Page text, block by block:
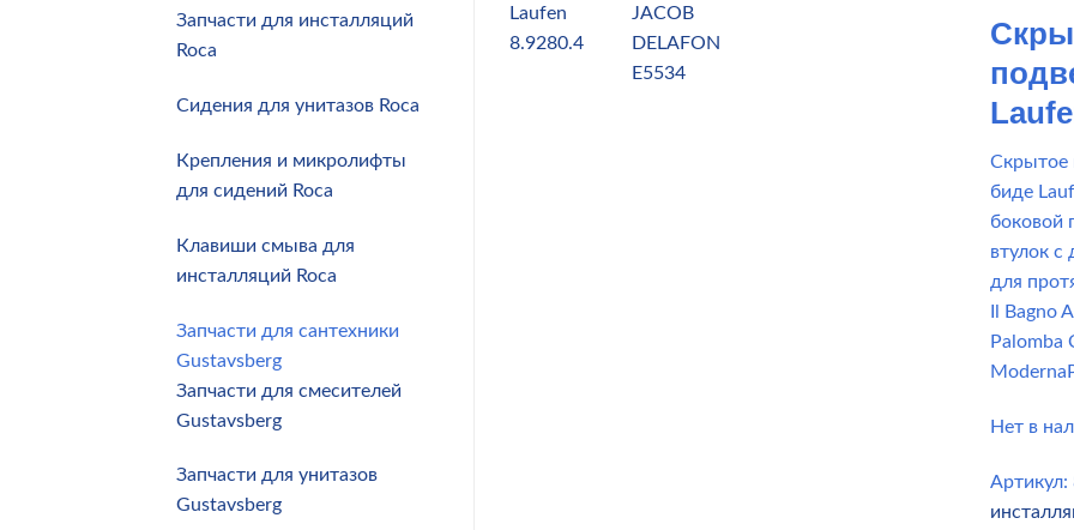
Запчасти для инсталляций
Roca
Сидения для унитазов Roca
Крепления и микролифты
для сидений Roca
Клавиши смыва для
инсталляций Roca
Запчасти для сантехники
Gustavsberg
Запчасти для смесителей
Gustavsberg
Запчасти для унитазов
Gustavsberg
Скрытое
биде
боковой
втулок с
для
Il Bagno
Palomba
Нет в
Артикул: